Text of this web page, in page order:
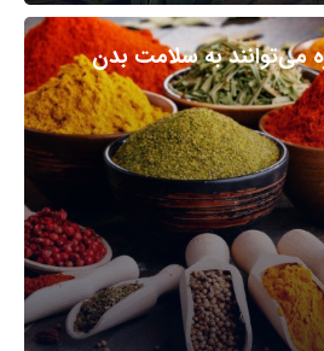
می‌توانند به سلامت بدن